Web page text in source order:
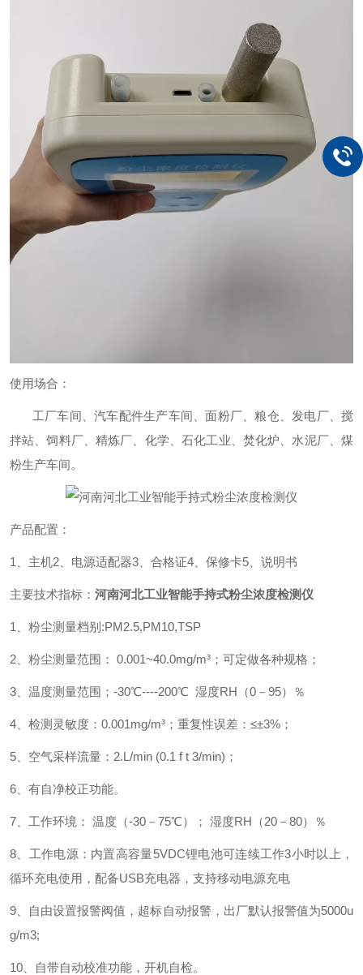
使用场合：
工厂车间、汽车配件生产车间、面粉厂、粮仓、发电厂、搅
拌站、饲料厂、精炼厂、化学、石化工业、焚化炉、水泥厂、煤
粉生产车间。
产品配置：
1、 主机2 、电源适配器3 、合格证4 、保修卡5 、说明书
主要技术指标： 河南河北工业智能手持式粉尘浓度检测仪
1 、粉尘测量档别 :PM2.5,PM10,TSP
2 、粉尘测量范围： 0.001~40.0mg/m³；可定做各种规格；
3 、温度测量范围； -30℃----200℃ 湿度RH （0 － 95）％
4 、检测灵敏度： 0.001mg/m³；重复性误差：≤±3% ；
5 、空气采样流量： 2.L/min (0.1 f t 3/min) ；
6 、有自净校正功能。
7 、工作环境： 温度（-30 － 75℃）； 湿度RH （20 － 80）％
8 、工作电源：内置高容量5VDC锂电池可连续工作3小时以上，
循环充电使用，配备USB充电器，支持移动电源充电
9 、自由设置报警阀值，超标自动报警，出厂默认报警值为5000u
g/m3;
10 、自带自动校准功能，开机自检。